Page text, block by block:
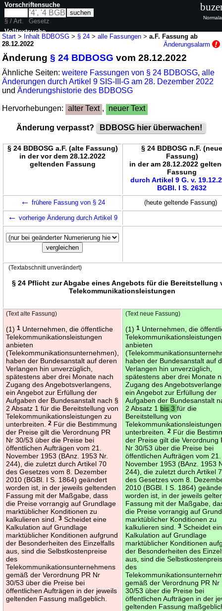
Start > Inhalt BDBOSG > § 24 >alle Fassungen >a.F. Fassung ab
28.12.2022
Änderungsalarm
Änderung§ 24 BDBOSG vom 28.12.2022
Ähnliche Seiten:weitere Fassungen von § 24 BDBOSG,alle
Änderungen durch Artikel 9 SIS-III-G am 28. Dezember 2022
undÄnderungshistorie des BDBOSG
Hervorhebungen: alter Text , neuer Text
Änderung verpasst? BDBOSG hier überwachen!
§ 24 BDBOSG a.F. (alte Fassung)
in der vor dem 28.12.2022
geltenden Fassung
§ 24 BDBOSG n.F.
Fassung)
in der am 28.12.2022
Fassung
durch Artikel 9 G. v.
BGBl. I S. 2632
← frühere Fassung von § 24 (heute geltende Fassung)
← vorherige Änderung durch Artikel 9
(Textabschnitt unverändert)
§ 24 Pflicht zur Abgabe eines Angebots für die Bereitstellung
Telekommunikationsleistungen
(Text alte Fassung)
(1)1 Unternehmen, die öffentliche
Telekommunikationsleistungen
anbieten
(Telekommunikationsunternehmen),
haben der Bundesanstalt auf deren
Verlangen hin unverzüglich,
spätestens aber drei Monate nach
Zugang des Angebotsverlangens,
ein Angebot zur Erfüllung der
Aufgaben der Bundesanstalt nach §
2 Absatz 1 für die Bereitstellung von
Telekommunikationsleistungen zu
unterbreiten.2 Für die Bestimmung
der Preise gilt die Verordnung PR
Nr 30/53 über die Preise bei
öffentlichen Aufträgen vom 21.
November 1953 (BAnz. 1953 Nr.
244), die zuletzt durch Artikel 70
des Gesetzes vom 8. Dezember
2010 (BGBl. I S. 1864) geändert
worden ist, in der jeweils geltenden
Fassung mit der Maßgabe, dass
die Preise vorrangig auf Grundlage
marktüblicher Konditionen zu
kalkulieren sind.3 Scheidet eine
Kalkulation auf Grundlage
marktüblicher Konditionen aufgrund
der Besonderheiten des Einzelfalls
aus, sind die Selbstkostenpreise
des
Telekommunikationsunternehmens
gemäß der Verordnung PR Nr
30/53 über die Preise bei
öffentlichen Aufträgen in der jeweils
geltenden Fassung maßgeblich.
(Text neue Fassung)
(1)1 Unternehmen, die
Telekommunikationsleistungen
anbieten
haben der Bundesanstalt auf
Verlangen hin unverzüglich,
spätestens aber drei Monate
Zugang des
ein Angebot zur Erfüllung der
Aufgaben der Bundesanstalt
2 Absatz 1 bis 3für die
Bereitstellung von
unterbreiten.2 Für die
der Preise gilt die Verordnung
Nr 30/53 über die Preise bei
öffentlichen Aufträgen vom 21.
November 1953 (BAnz. 1953
244), die zuletzt durch Artikel
des Gesetzes vom 8.
2010 (BGBl. I S. 1864)
worden ist, in der jeweils
Fassung mit der Maßgabe,
die Preise vorrangig auf
marktüblicher Konditionen zu
kalkulieren sind.3 Scheidet
Kalkulation auf Grundlage
marktüblicher Konditionen
der Besonderheiten des
aus, sind die
des
gemäß der Verordnung PR Nr
30/53 über die Preise bei
öffentlichen Aufträgen in der
geltenden Fassung
Vorschriftensuche
§ / Art.
Gesetz
Volltextsuche